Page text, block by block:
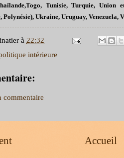
Tunisie, Turquie,
Polynésie), Ukraine, Uruguay, Venezuela,
à 22:32
intérieure
commentaire
Accueil